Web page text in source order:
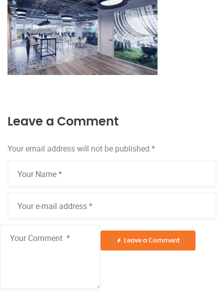
Leave a Comment
Your email address will not be published.*
Leave a Comment